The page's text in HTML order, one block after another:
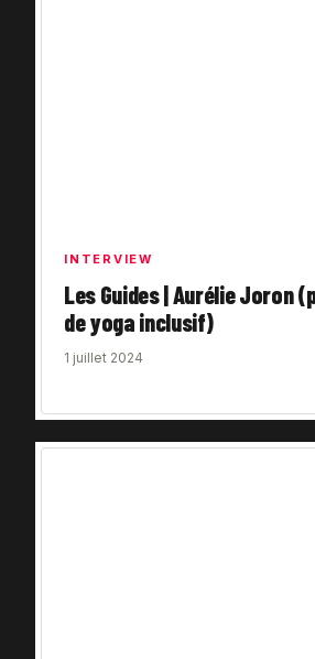
INTERVIEW
Les Guides | Aurélie Joron
de yoga inclusif)
1 juillet 2024